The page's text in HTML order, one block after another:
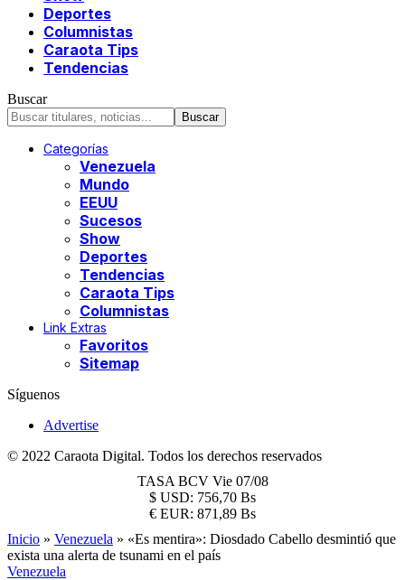
Deportes
Columnistas
Caraota Tips
Tendencias
Buscar
Categorías
Venezuela
Mundo
EEUU
Sucesos
Show
Deportes
Tendencias
Caraota Tips
Columnistas
Link Extras
Favoritos
Sitemap
Síguenos
Advertise
© 2022 Caraota Digital. Todos los derechos reservados
TASA BCV Vie 07/08
$ USD: 756,70 Bs
€ EUR: 871,89 Bs
Inicio » Venezuela » «Es mentira»: Diosdado Cabello desmintió que
exista una alerta de tsunami en el país
Venezuela